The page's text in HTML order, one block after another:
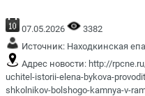
07.05.2026
3382
Источник: Находкинская
Адрес новости: http://
uchitel-istorii-elena-bykova-
shkolnikov-bolshogo-kamnya-v-